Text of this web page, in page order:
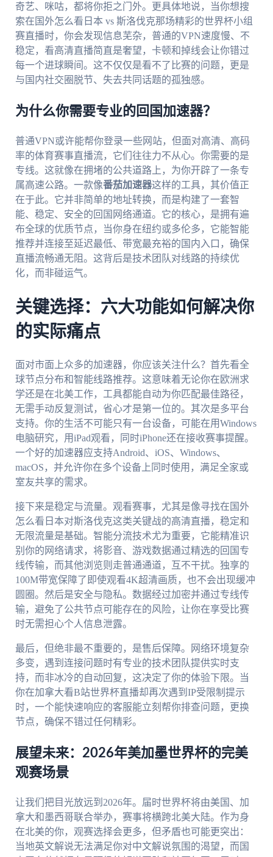
奇艺、咪咕，都将你拒之门外。更具体地说，当你想搜
索在国外怎么看日本 vs 斯洛伐克那场精彩的世界杯小组
赛直播时，你会发现信息芜杂，普通的VPN速度慢、不
稳定，看高清直播简直是奢望，卡顿和掉线会让你错过
每一个进球瞬间。这不仅仅是看不了比赛的问题，更是
与国内社交圈脱节、失去共同话题的孤独感。
为什么你需要专业的回国加速器？
普通VPN或许能帮你登录一些网站，但面对高清、高码
率的体育赛事直播流，它们往往力不从心。你需要的是
专线。这就像在拥堵的公共道路上，为你开辟了一条专
属高速公路。一款像番茄加速器这样的工具，其价值正
在于此。它并非简单的地址转换，而是构建了一套智
能、稳定、安全的回国网络通道。它的核心，是拥有遍
布全球的优质节点，当你身在纽约或多伦多，它能智能
推荐并连接至延迟最低、带宽最充裕的国内入口，确保
直播流畅通无阻。这背后是技术团队对线路的持续优
化，而非碰运气。
关键选择：六大功能如何解决你
的实际痛点
面对市面上众多的加速器，你应该关注什么？首先看全
球节点分布和智能线路推荐。这意味着无论你在欧洲求
学还是在北美工作，工具都能自动为你匹配最佳路径，
无需手动反复测试，省心才是第一位的。其次是多平台
支持。你的生活不可能只有一台设备，可能在用Windows
电脑研究，用iPad观看，同时iPhone还在接收赛事提醒。
一个好的加速器应支持Android、iOS、Windows、
macOS，并允许你在多个设备上同时使用，满足全家或
室友共享的需求。
接下来是稳定与流量。观看赛事，尤其是像寻找在国外
怎么看日本对斯洛伐克这类关键战的高清直播，稳定和
无限流量是基础。智能分流技术尤为重要，它能精准识
别你的网络请求，将影音、游戏数据通过精选的回国专
线传输，而其他浏览则走普通通道，互不干扰。独享的
100M带宽保障了即使观看4K超清画质，也不会出现缓冲
圆圈。然后是安全与隐私。数据经过加密并通过专线传
输，避免了公共节点可能存在的风险，让你在享受比赛
时无需担心个人信息泄露。
最后，但绝非最不重要的，是售后保障。网络环境复杂
多变，遇到连接问题时有专业的技术团队提供实时支
持，而非冰冷的自动回复，这决定了你的体验下限。当
你在加拿大看B站世界杯直播却再次遇到IP受限制提示
时，一个能快速响应的客服能立刻帮你排查问题，更换
节点，确保不错过任何精彩。
展望未来：2026年美加墨世界杯的完美
观赛场景
让我们把目光放远到2026年。届时世界杯将由美国、加
拿大和墨西哥联合举办，赛事将横跨北美大陆。作为身
在北美的你，观赛选择会更多，但矛盾也可能更突出：
当地英文解说无法满足你对中文解说氛围的渴望，而国